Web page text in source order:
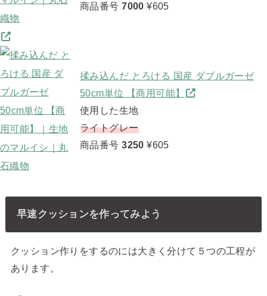
商品番号7000 ¥605
揉み込んだ とろける 国産 ダブルガーゼ
50cm単位 【商用可能】
使用した生地
ライトグレー
商品番号3250 ¥605
早速クッションを作ってみよう
クッション作りをするのには大きく分けて５つの工程が
あります。